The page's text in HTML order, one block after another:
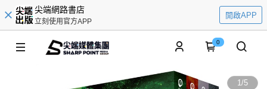
尖端網路書店
立刻使用官方APP
開啟APP
0
1/5